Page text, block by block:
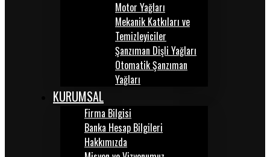
Motor Yağları
Mekanik Katkıları ve
Temizleyiciler
Şanzıman Dişli Yağları
Otomatik Şanzıman
Yağları
KURUMSAL
Firma Bilgisi
Banka Hesap Bilgileri
Hakkımızda